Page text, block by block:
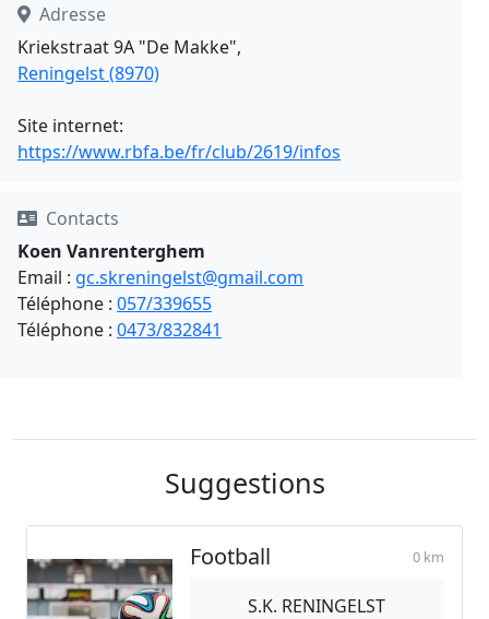
Adresse
Kriekstraat 9A "De Makke",
Reningelst (8970)
Site internet:
https://www.rbfa.be/fr/club/2619/infos
Contacts
Koen Vanrenterghem
Email : gc.skreningelst@gmail.com
Téléphone : 057/339655
Téléphone : 0473/832841
Suggestions
Football 0 km
S.K. RENINGELST